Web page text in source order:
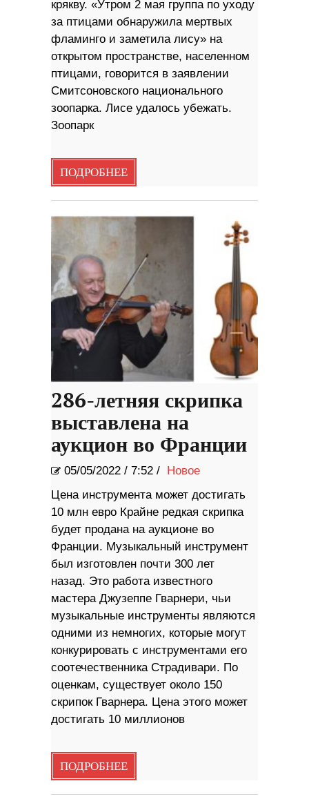
крякву. «Утром 2 мая группа по уходу
за птицами обнаружила мертвых
фламинго и заметила лису» на
открытом пространстве, населенном
птицами, говорится в заявлении
Смитсоновского национального
зоопарка. Лисе удалось убежать.
Зоопарк
ПОДРОБНЕЕ
286-летняя скрипка
выставлена ​​на
аукцион во Франции
05/05/2022 / 7:52 / Новое
Цена инструмента может достигать
10 млн евро Крайне редкая скрипка
будет продана на аукционе во
Франции. Музыкальный инструмент
был изготовлен почти 300 лет
назад. Это работа известного
мастера Джузеппе Гварнери, чьи
музыкальные инструменты являются
одними из немногих, которые могут
конкурировать с инструментами его
соотечественника Страдивари. По
оценкам, существует около 150
скрипок Гварнера. Цена этого может
достигать 10 миллионов
ПОДРОБНЕЕ